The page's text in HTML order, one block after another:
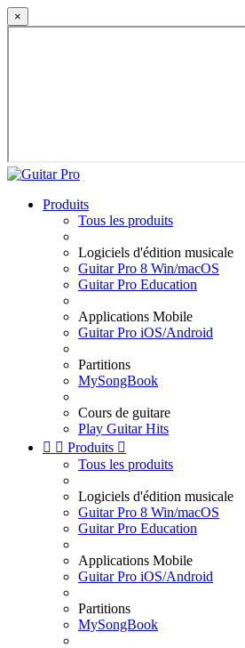
×
Produits
Tous les produits
Logiciels d'édition musicale
Guitar Pro 8 Win/macOS
Guitar Pro Education
Applications Mobile
Guitar Pro iOS/Android
Partitions
MySongBook
Cours de guitare
Play Guitar Hits
  Produits 
Tous les produits
Logiciels d'édition musicale
Guitar Pro 8 Win/macOS
Guitar Pro Education
Applications Mobile
Guitar Pro iOS/Android
Partitions
MySongBook